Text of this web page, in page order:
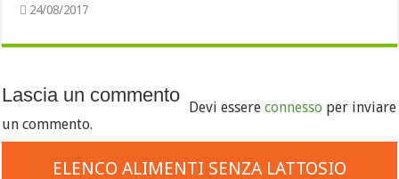
24/08/2017
Lascia un commento
Devi essereconnesso per inviare
un commento.
ELENCO ALIMENTI SENZA LATTOSIO